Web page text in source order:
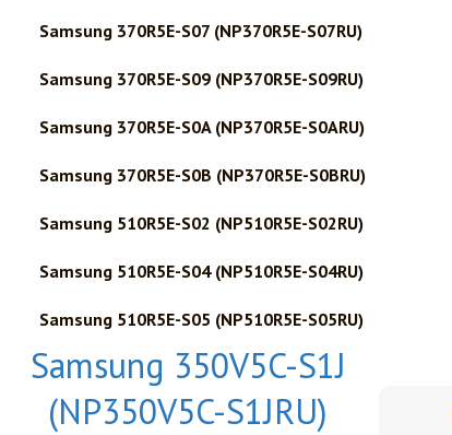
Samsung 370R5E-S07 (NP370R5E-S07RU)
Samsung 370R5E-S09 (NP370R5E-S09RU)
Samsung 370R5E-S0A (NP370R5E-S0ARU)
Samsung 370R5E-S0B (NP370R5E-S0BRU)
Samsung 510R5E-S02 (NP510R5E-S02RU)
Samsung 510R5E-S04 (NP510R5E-S04RU)
Samsung 510R5E-S05 (NP510R5E-S05RU)
Samsung 350V5C-S1J
(NP350V5C-S1JRU)